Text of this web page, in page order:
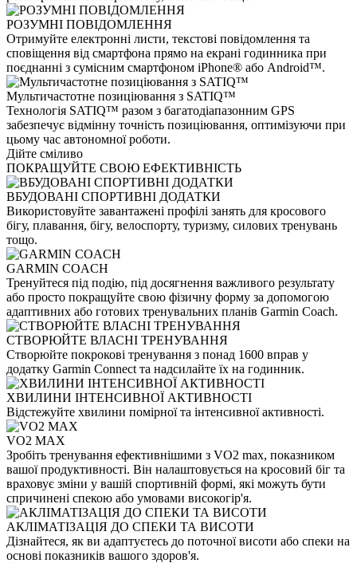
РОЗУМНІ ПОВІДОМЛЕННЯ
Отримуйте електронні листи, текстові повідомлення та
сповіщення від смартфона прямо на екрані годинника при
поєднанні з сумісним смартфоном iPhone® або Android™.
Мультичастотне позиціювання з SATIQ™
Технологія SATIQ™ разом з багатодіапазонним GPS
забезпечує відмінну точність позиціювання, оптимізуючи при
цьому час автономної роботи.
Дійте сміливо
ПОКРАЩУЙТЕ СВОЮ ЕФЕКТИВНІСТЬ
ВБУДОВАНІ СПОРТИВНІ ДОДАТКИ
Використовуйте завантажені профілі занять для кросового
бігу, плавання, бігу, велоспорту, туризму, силових тренувань
тощо.
GARMIN COACH
Тренуйтеся під подію, під досягнення важливого результату
або просто покращуйте свою фізичну форму за допомогою
адаптивних або готових тренувальних планів Garmin Coach.
СТВОРЮЙТЕ ВЛАСНІ ТРЕНУВАННЯ
Створюйте покрокові тренування з понад 1600 вправ у
додатку Garmin Connect та надсилайте їх на годинник.
ХВИЛИНИ ІНТЕНСИВНОЇ АКТИВНОСТІ
Відстежуйте хвилини помірної та інтенсивної активності.
VO2 MAX
Зробіть тренування ефективнішими з VO2 max, показником
вашої продуктивності. Він налаштовується на кросовий біг та
враховує зміни у вашій спортивній формі, які можуть бути
спричинені спекою або умовами високогір'я.
АКЛІМАТІЗАЦІЯ ДО СПЕКИ ТА ВИСОТИ
Дізнайтеся, як ви адаптуєтесь до поточної висоти або спеки на
основі показників вашого здоров'я.